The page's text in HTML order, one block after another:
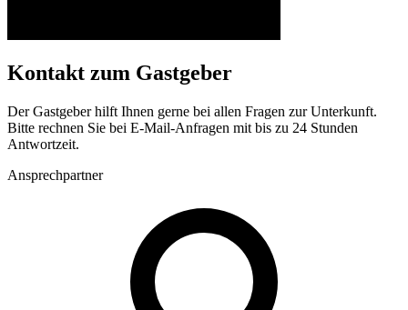
Kontakt zum Gastgeber
Der Gastgeber hilft Ihnen gerne bei allen Fragen zur Unterkunft.
Bitte rechnen Sie bei E-Mail-Anfragen mit bis zu 24 Stunden
Antwortzeit.
Ansprechpartner